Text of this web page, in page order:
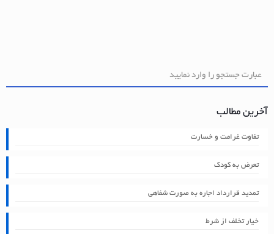
آخرین مطالب
تفاوت غرامت و خسارت
تعرض به کودک
تمدید قرارداد اجاره به صورت شفاهی
خیار تخلف از شرط